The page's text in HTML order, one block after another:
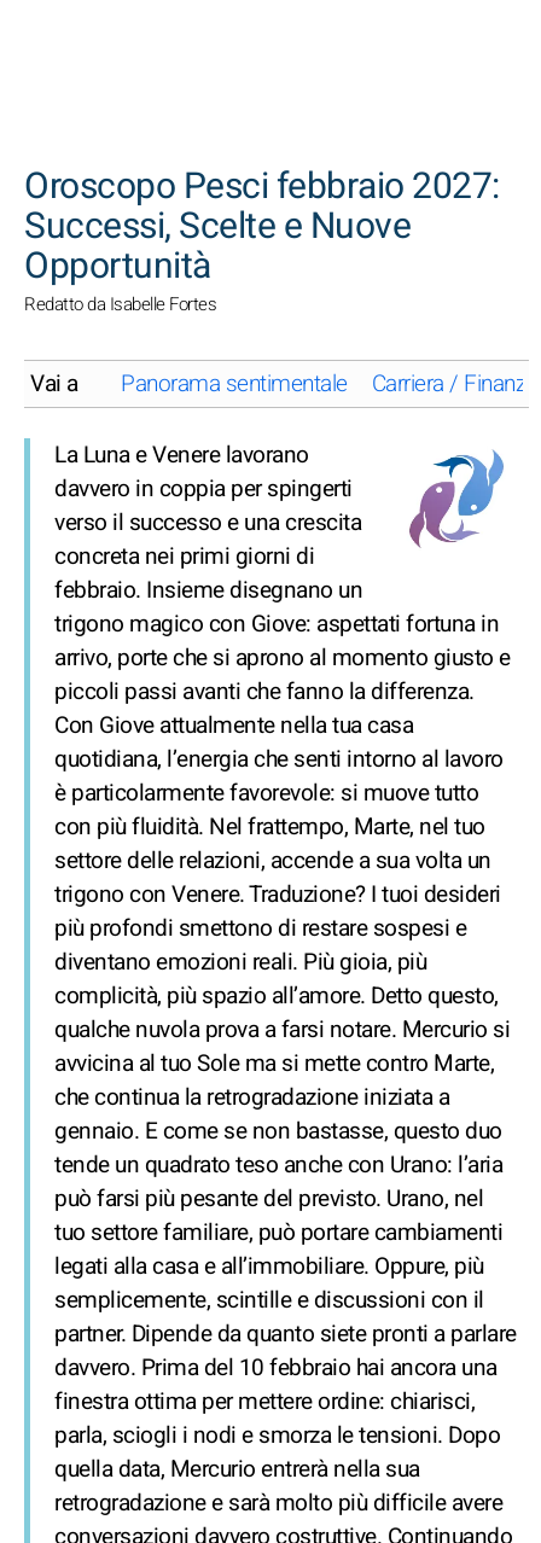
Oroscopo Pesci febbraio 2027:
Successi, Scelte e Nuove
Opportunità
Redatto da Isabelle Fortes
Vai a Panorama sentimentale Carriera / Finanze
La Luna e Venere lavorano
davvero in coppia per spingerti
verso il successo e una crescita
concreta nei primi giorni di
febbraio. Insieme disegnano un
trigono magico con Giove: aspettati fortuna in
arrivo, porte che si aprono al momento giusto e
piccoli passi avanti che fanno la differenza.
Con Giove attualmente nella tua casa
quotidiana, l’energia che senti intorno al lavoro
è particolarmente favorevole: si muove tutto
con più fluidità. Nel frattempo, Marte, nel tuo
settore delle relazioni, accende a sua volta un
trigono con Venere. Traduzione? I tuoi desideri
più profondi smettono di restare sospesi e
diventano emozioni reali. Più gioia, più
complicità, più spazio all’amore. Detto questo,
qualche nuvola prova a farsi notare. Mercurio si
avvicina al tuo Sole ma si mette contro Marte,
che continua la retrogradazione iniziata a
gennaio. E come se non bastasse, questo duo
tende un quadrato teso anche con Urano: l’aria
può farsi più pesante del previsto. Urano, nel
tuo settore familiare, può portare cambiamenti
legati alla casa e all’immobiliare. Oppure, più
semplicemente, scintille e discussioni con il
partner. Dipende da quanto siete pronti a parlare
davvero. Prima del 10 febbraio hai ancora una
finestra ottima per mettere ordine: chiarisci,
parla, sciogli i nodi e smorza le tensioni. Dopo
quella data, Mercurio entrerà nella sua
retrogradazione e sarà molto più difficile avere